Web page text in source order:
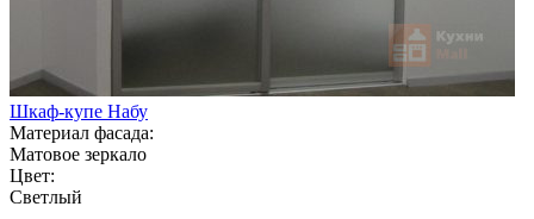
Шкаф-купе Набу
Материал фасада:
Матовое зеркало
Цвет:
Светлый